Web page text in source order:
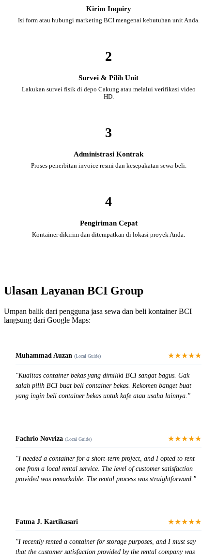
Kirim Inquiry
Isi form atau hubungi marketing BCI mengenai kebutuhan unit Anda.
2
Survei & Pilih Unit
Lakukan survei fisik di depo Cakung atau melalui verifikasi video
HD.
3
Administrasi Kontrak
Proses penerbitan invoice resmi dan kesepakatan sewa-beli.
4
Pengiriman Cepat
Kontainer dikirim dan ditempatkan di lokasi proyek Anda.
Ulasan Layanan BCI Group
Umpan balik dari pengguna jasa sewa dan beli kontainer BCI
langsung dari Google Maps:
Muhammad Auzan (Local Guide) ★★★★★
"Kualitas container bekas yang dimiliki BCI sangat bagus. Gak
salah pilih BCI buat beli container bekas. Rekomen banget buat
yang ingin beli container bekas untuk kafe atau usaha lainnya."
Fachrio Novriza (Local Guide) ★★★★★
"I needed a container for a short-term project, and I opted to rent
one from a local rental service. The level of customer satisfaction
provided was remarkable. The rental process was straightforward."
Fatma J. Kartikasari ★★★★★
"I recently rented a container for storage purposes, and I must say
that the customer satisfaction provided by the rental company was